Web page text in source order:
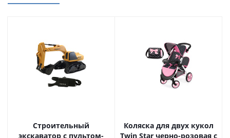
Строительный
экскаватор с пультом-
Коляска для двух кукол
Twin Star черно-розовая с